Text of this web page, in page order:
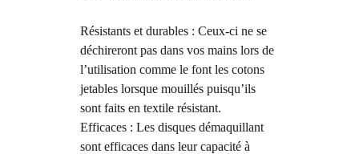
Résistants et durables : Ceux-ci ne se
déchireront pas dans vos mains lors de
l’utilisation comme le font les cotons
jetables lorsque mouillés puisqu’ils
sont faits en textile résistant.
Efficaces : Les disques démaquillant
sont efficaces dans leur capacité à